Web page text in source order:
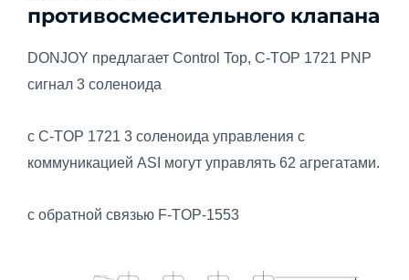
противосмесительного клапана
DONJOY предлагает Control Top, C-TOP 1721 PNP
сигнал 3 соленоида
с C-TOP 1721 3 соленоида управления с
коммуникацией ASI могут управлять 62 агрегатами.
с обратной связью F-TOP-1553